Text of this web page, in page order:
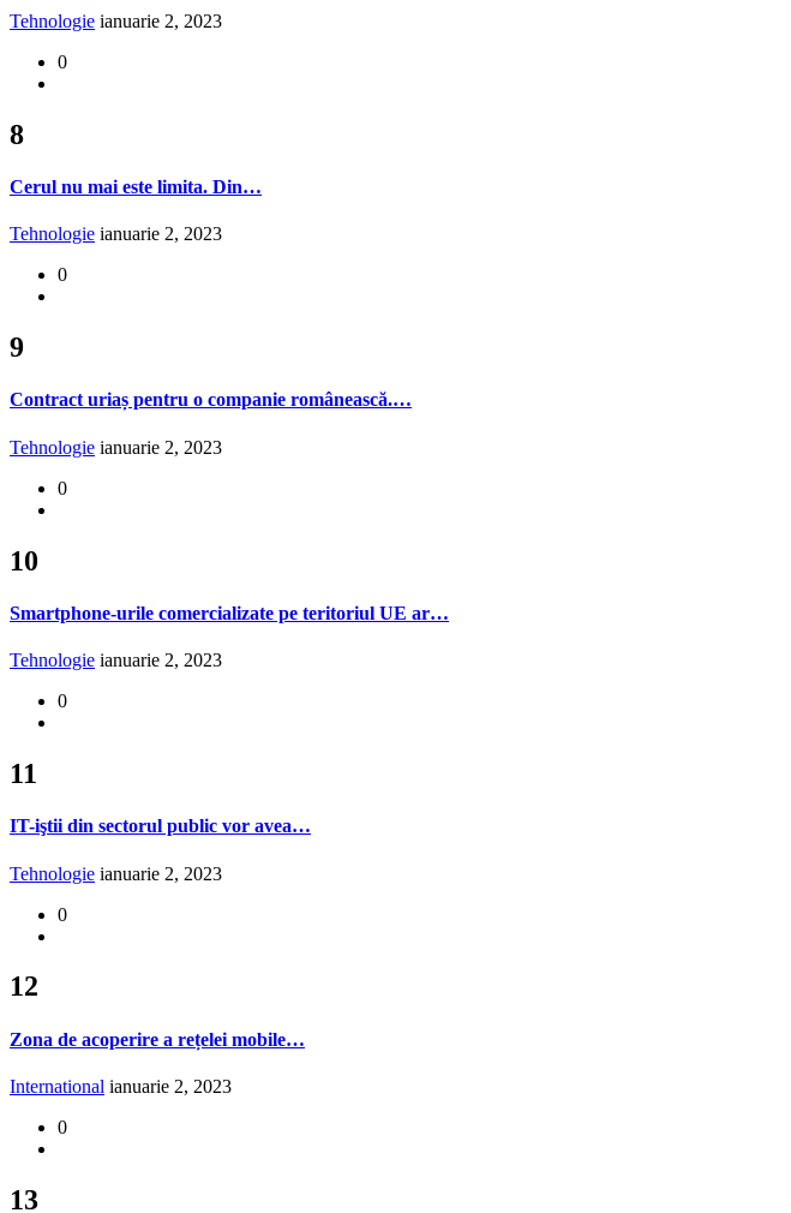
Tehnologie ianuarie 2, 2023
0
8
Cerul nu mai este limita. Din…
Tehnologie ianuarie 2, 2023
0
9
Contract uriaș pentru o companie românească.…
Tehnologie ianuarie 2, 2023
0
10
Smartphone-urile comercializate pe teritoriul UE ar…
Tehnologie ianuarie 2, 2023
0
11
IT-iştii din sectorul public vor avea…
Tehnologie ianuarie 2, 2023
0
12
Zona de acoperire a rețelei mobile…
International ianuarie 2, 2023
0
13